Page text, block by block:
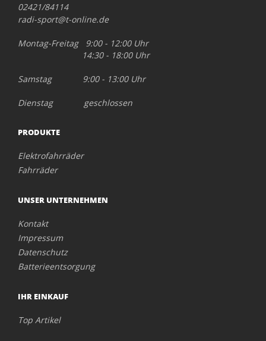
02421/84114
radi-sport@t-online.de
Montag-Freitag 9:00 - 12:00 Uhr
14:30 - 18:00 Uhr
Samstag 9:00 - 13:00 Uhr
Dienstag geschlossen
PRODUKTE
Elektrofahrräder
Fahrräder
UNSER UNTERNEHMEN
Kontakt
Impressum
Datenschutz
Batterieentsorgung
IHR EINKAUF
Top Artikel